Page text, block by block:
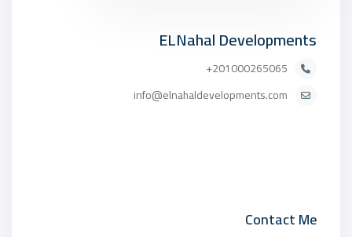
ELNahal Developments
201000265065+
info@elnahaldevelopments.com
Contact Me